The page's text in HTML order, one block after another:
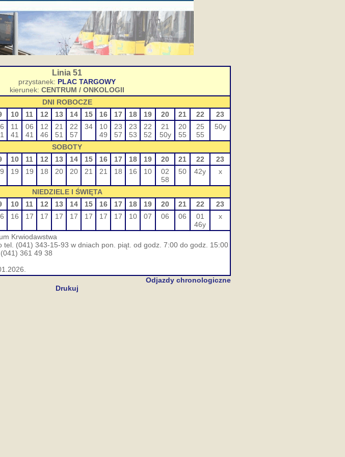
Linia 51
przystanek: PLAC TARGOWY
kierunek: CENTRUM / ONKOLOGII
DNI ROBOCZE
10 11 12 13 14 15 16 17 18 19 20 21 22
23
11
41
06
41
12
46
21
51
22
57
34
10
49
23
57
23
53
22
52
21
50y
20
55
25
55
50y
SOBOTY
10 11 12 13 14 15 16 17 18 19 20 21 22
23
19 19 18 20 20 21 21 18 16 10
02
58
50 42y x
NIEDZIELE I ŚWIĘTA
10 11 12 13 14 15 16 17 18 19 20 21 22
23
16 17 17 17 17 17 17 17 10 07 06 06
01
46y
x
Krwiodawstwa
tel. (041) 343-15-93 w dniach pon. piąt. od godz. 7:00 do godz. 15:00
361 49 38
Odjazdy chronologiczne
Drukuj